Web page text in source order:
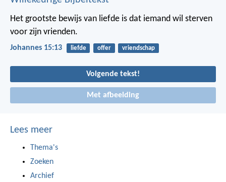
Het grootste bewijs van liefde is dat iemand wil sterven
voor zijn vrienden.
Johannes 15:13 liefde offer vriendschap
Volgende tekst!
Met afbeelding
Lees meer
Thema's
Zoeken
Archief